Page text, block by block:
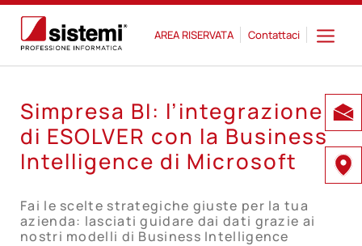
AREA RISERVATA Contattaci
Simpresa BI: l’integrazione
di ESOLVER con la Business
Intelligence di Microsoft
Fai le scelte strategiche giuste per la tua
azienda: lasciati guidare dai dati grazie ai
nostri modelli di Business Intelligence